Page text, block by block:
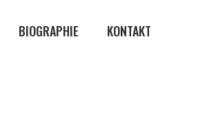
BIOGRAPHIE KONTAKT